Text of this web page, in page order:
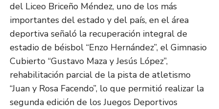
del Liceo Briceño Méndez, uno de los más
importantes del estado y del país, en el área
deportiva señaló la recuperación integral de
estadio de béisbol “Enzo Hernández”, el Gimnasio
Cubierto “Gustavo Maza y Jesús López”,
rehabilitación parcial de la pista de atletismo
“Juan y Rosa Facendo”, lo que permitió realizar la
segunda edición de los Juegos Deportivos